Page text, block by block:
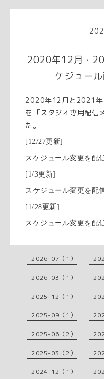
2020年12月・
ケジュー
2020年12月と2021年
を「スタジオ専用配信
た。
[12/27更新]
スケジュール変更を配
[1/3更新]
スケジュール変更を配
[1/28更新]
スケジュール変更を配
2026-07（1）
2026-03（1）
2025-12（1）
2025-09（1）
2025-06（2）
2025-03（2）
2024-12（1）